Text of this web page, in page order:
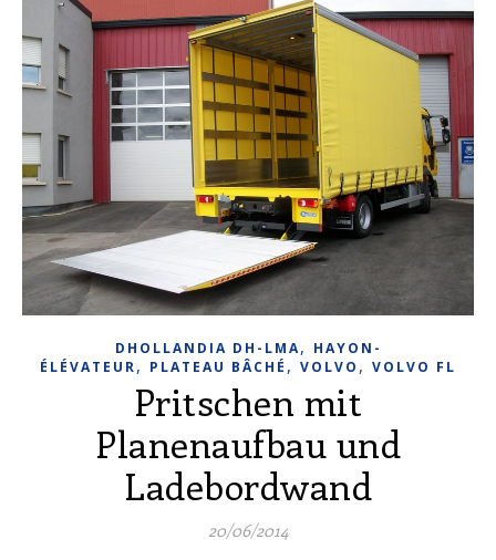
DHOLLANDIA DH-LMA, HAYON-
ÉLÉVATEUR, PLATEAU BÂCHÉ , VOLVO , VOLVO FL
Pritschen mit
Planenaufbau und
Ladebordwand
20/06/2014